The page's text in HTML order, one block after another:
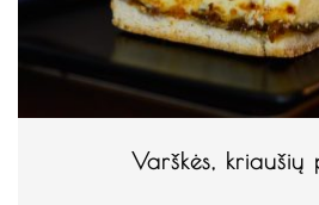
Varškės, kriaušių